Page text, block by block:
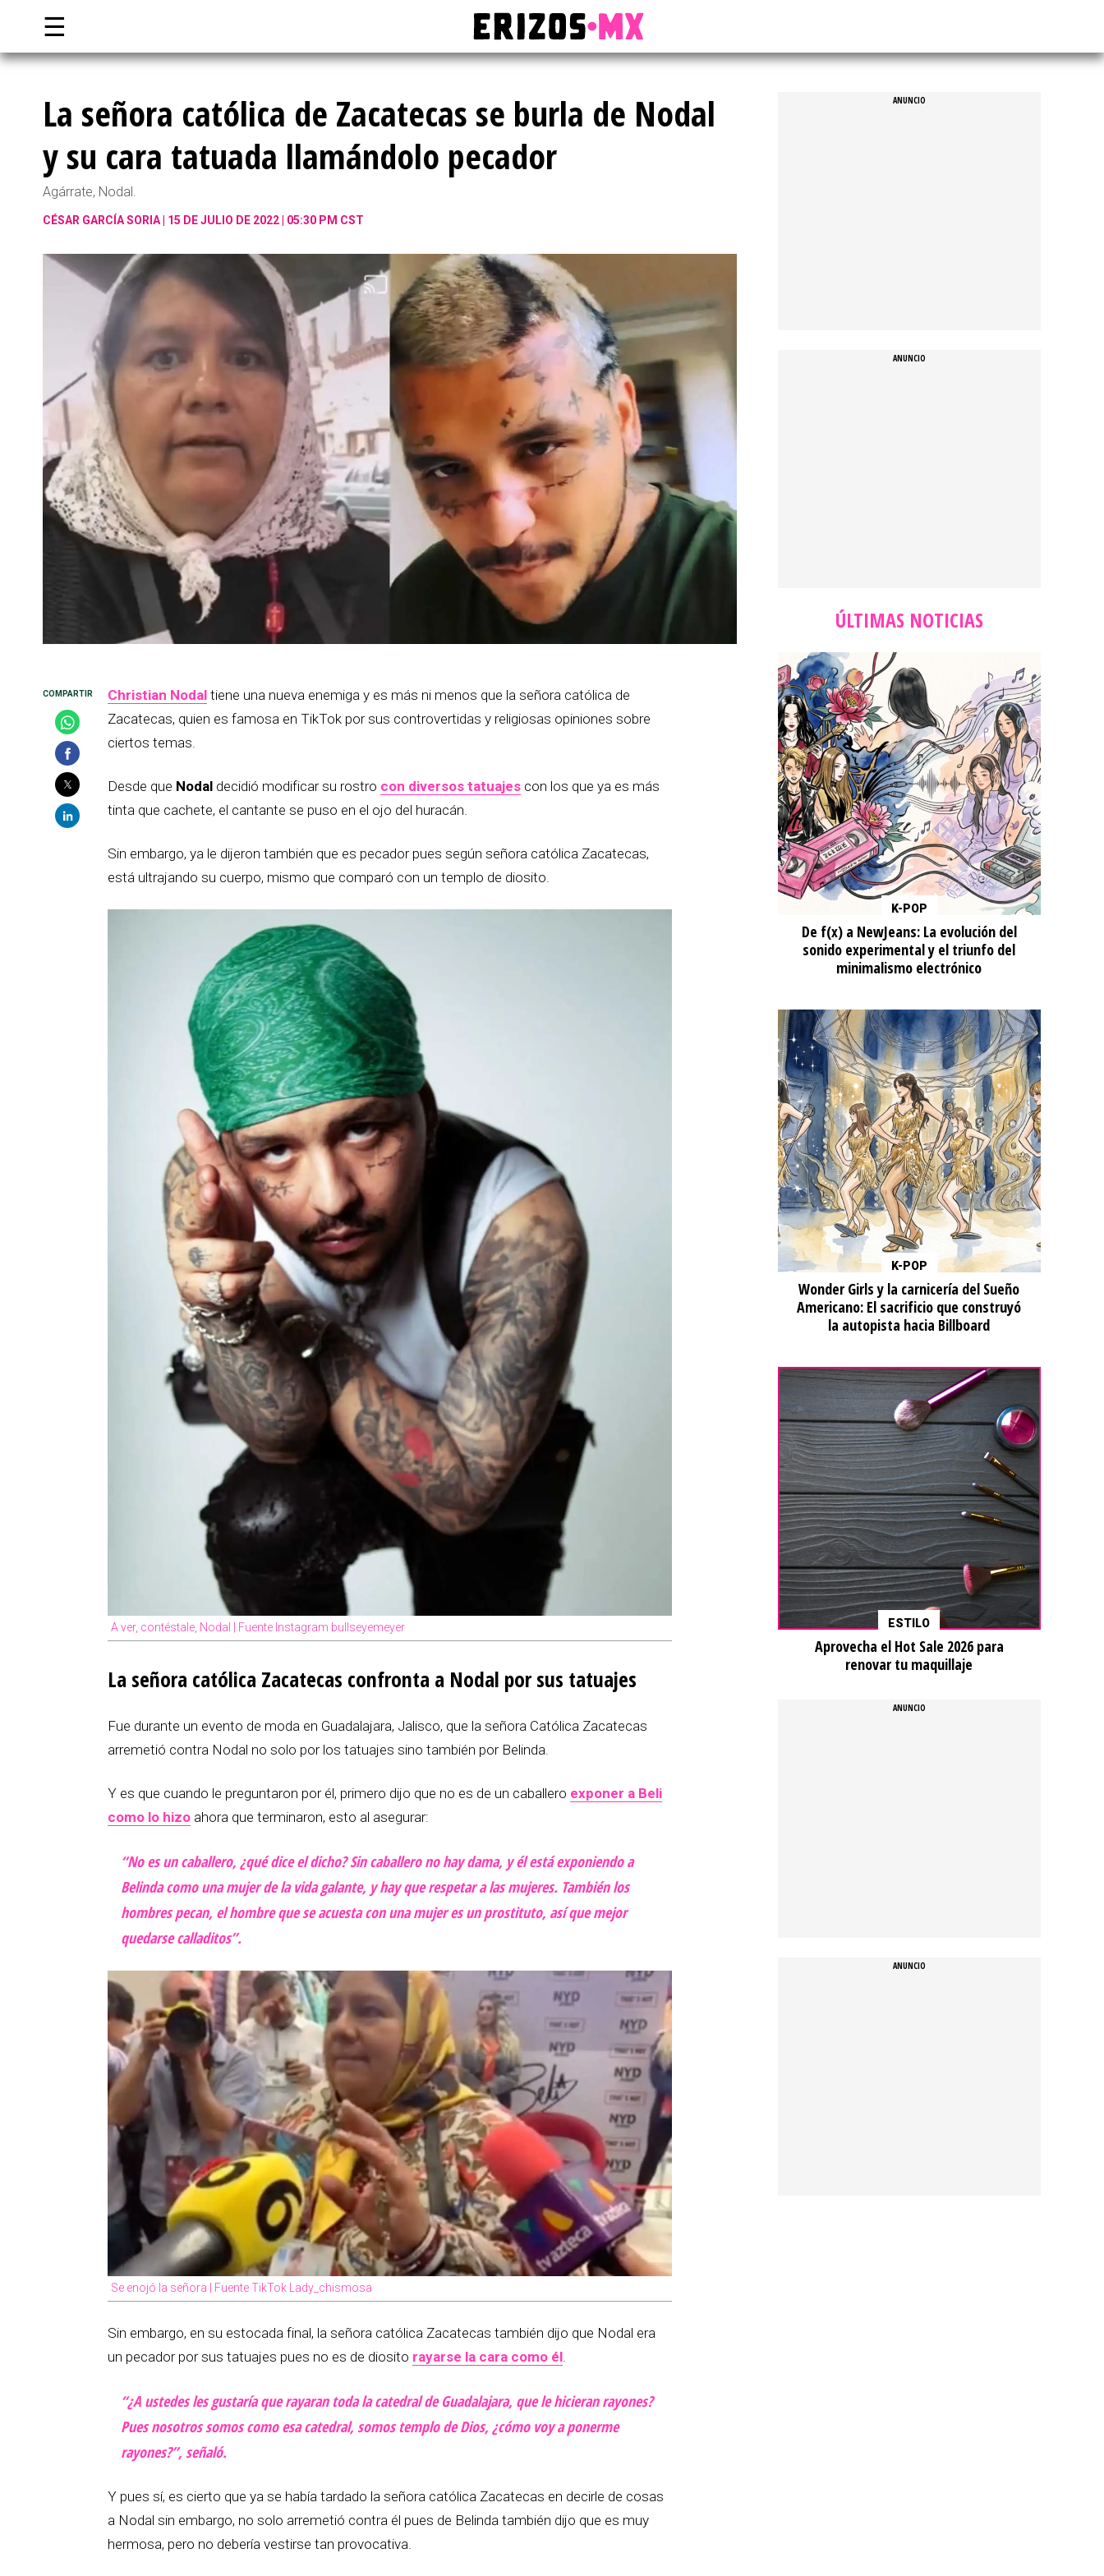
☰
La señora católica de Zacatecas se burla de Nodal
y su cara tatuada llamándolo pecador
Agárrate, Nodal.
CÉSAR GARCÍA SORIA 15 DE JULIO DE 2022 | 05:30 PM CST
Christian Nodal tiene una nueva enemiga y es más ni menos que la señora católica de
Zacatecas, quien es famosa en TikTok por sus controvertidas y religiosas opiniones sobre
ciertos temas.
Desde que Nodal decidió modificar su rostro con diversos tatuajes con los que ya es más
tinta que cachete, el cantante se puso en el ojo del huracán.
Sin embargo, ya le dijeron también que es pecador pues según señora católica Zacatecas,
está ultrajando su cuerpo, mismo que comparó con un templo de diosito.
A ver, contéstale, Nodal | Fuente Instagram bullseyemeyer
La señora católica Zacatecas confronta a Nodal por sus tatuajes
Fue durante un evento de moda en Guadalajara, Jalisco, que la señora Católica Zacatecas
arremetió contra Nodal no solo por los tatuajes sino también por Belinda.
Y es que cuando le preguntaron por él, primero dijo que no es de un caballero exponer a Beli
como lo hizo ahora que terminaron, esto al asegurar:
“No es un caballero, ¿qué dice el dicho? Sin caballero no hay dama, y él está exponiendo a
Belinda como una mujer de la vida galante, y hay que respetar a las mujeres. También los
hombres pecan, el hombre que se acuesta con una mujer es un prostituto, así que mejor
quedarse calladitos”.
Se enojó la señora | Fuente TikTok Lady_chismosa
Sin embargo, en su estocada final, la señora católica Zacatecas también dijo que Nodal era
un pecador por sus tatuajes pues no es de diosito rayarse la cara como él
“¿A ustedes les gustaría que rayaran toda la catedral de Guadalajara, que le hicieran rayones?
Pues nosotros somos como esa catedral, somos templo de Dios, ¿cómo voy a ponerme
rayones?”, señaló.
Y pues sí, es cierto que ya se había tardado la señora católica Zacatecas en decirle de cosas
a Nodal sin embargo, no solo arremetió contra él pues de Belinda también dijo que es muy
hermosa, pero no debería vestirse tan provocativa.
ÚLTIMAS NOTICIAS
K-POP
De f(x) a NewJeans: La evolución del
sonido experimental y el triunfo del
minimalismo electrónico
K-POP
Wonder Girls y la carnicería del Sueño
Americano: El sacrificio que construyó
la autopista hacia Billboard
ESTILO
Aprovecha el Hot Sale 2026 para
renovar tu maquillaje